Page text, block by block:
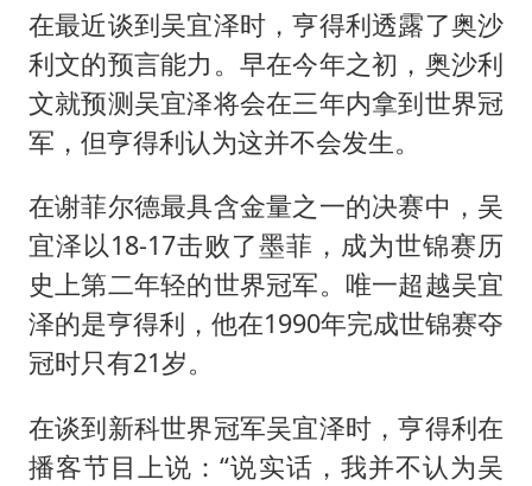
在最近谈到吴宜泽时，亨得利透露了奥沙
利文的预言能力。早在今年之初，奥沙利
文就预测吴宜泽将会在三年内拿到世界冠
军，但亨得利认为这并不会发生。
在谢菲尔德最具含金量之一的决赛中，吴
宜泽以18-17击败了墨菲，成为世锦赛历
史上第二年轻的世界冠军。唯一超越吴宜
泽的是亨得利，他在1990年完成世锦赛夺
冠时只有21岁。
在谈到新科世界冠军吴宜泽时，亨得利在
播客节目上说：“说实话，我并不认为吴